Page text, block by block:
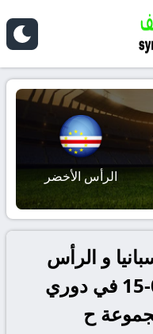
الرأس الأخضر
و الرأس
الأخضر بتاريخ 2026-06-15 في دوري
ح